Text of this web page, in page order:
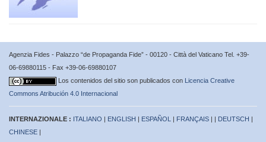
Agenzia Fides - Palazzo “de Propaganda Fide” - 00120 - Città del Vaticano Tel. +39-
06-69880115 - Fax +39-06-69880107
Los contenidos del sitio son publicados con Licencia Creative
Commons Atribución 4.0 Internacional
INTERNAZIONALE : ITALIANO | ENGLISH | ESPAÑOL | FRANÇAIS | | DEUTSCH |
CHINESE |